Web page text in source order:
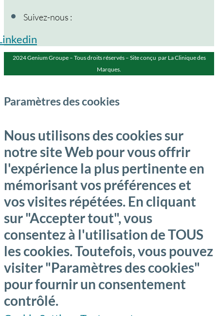
Suivez-nous :
2024 Genium Groupe – Tous droits réservés – Site conçu par La Clinique des
Marques.
Paramètres des cookies
Nous utilisons des cookies sur
notre site Web pour vous offrir
l'expérience la plus pertinente en
mémorisant vos préférences et
vos visites répétées. En cliquant
sur "Accepter tout", vous
consentez à l'utilisation de TOUS
les cookies. Toutefois, vous pouvez
visiter "Paramètres des cookies"
pour fournir un consentement
contrôlé.